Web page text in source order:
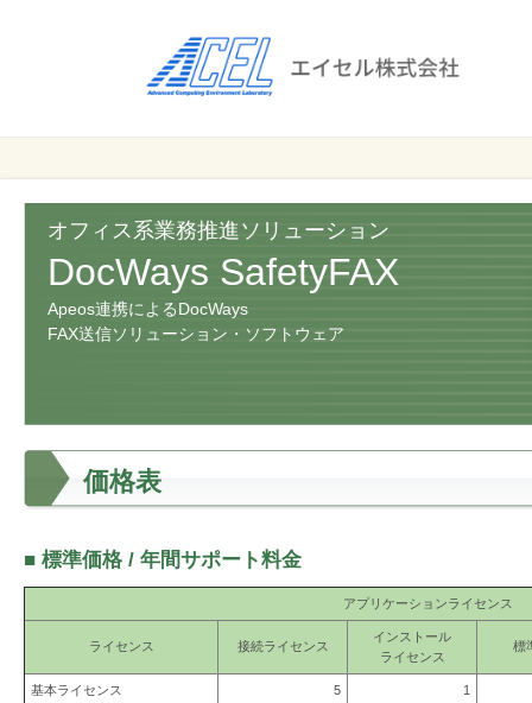
株式会社
ス
効
率
化
ス
削
を
オフィス系業務推進ソリューション
DocWays SafetyFAX
Apeos連携によるDocWays
FAX送信ソリューション・ソフトウェア
価格表
■ 標準価格 / 年間サポート料金
アプリケーションライセンス
ライセンス 接続ライセンス
インストール
ライセンス
標
基本ライセンス 5 1
セ
株
式
会
社